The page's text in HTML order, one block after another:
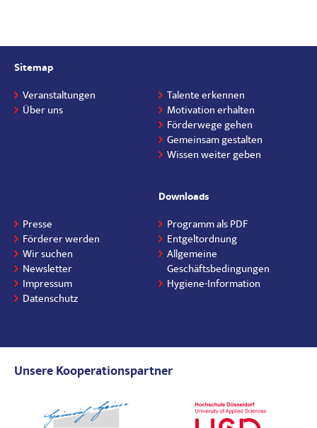
Sitemap
Veranstaltungen
Über uns
Talente erkennen
Motivation erhalten
Förderwege gehen
Gemeinsam gestalten
Wissen weiter geben
Presse
Förderer werden
Wir suchen
Newsletter
Impressum
Datenschutz
Downloads
Programm als PDF
Entgeltordnung
Allgemeine
Geschäftsbedingungen
Hygiene-Information
Unsere Kooperationspartner